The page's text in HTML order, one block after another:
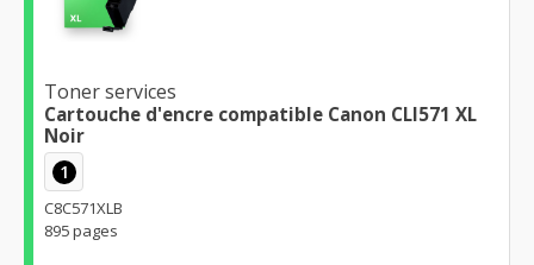
Toner services
Cartouche d'encre compatible Canon CLI571 XL
Noir
1
C8C571XLB
895 pages